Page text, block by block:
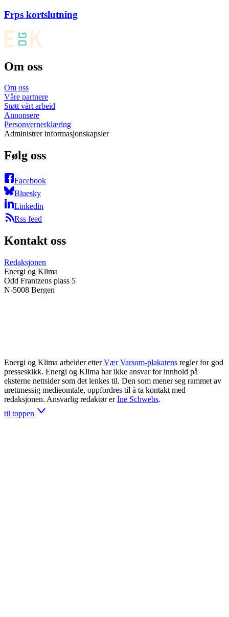
Frps kortslutning
Om oss
Om oss
Våre partnere
Støtt vårt arbeid
Annonsere
Personvernerklæring
Administrer informasjonskapsler
Følg oss
Facebook
Bluesky
Linkedin
Rss feed
Kontakt oss
Redaksjonen
Energi og Klima
Odd Frantzens plass 5
N-5008 Bergen
Energi og Klima arbeider etter Vær Varsom-plakatens regler for god
presseskikk. Energi og Klima har ikke ansvar for innhold på
eksterne nettsider som det lenkes til. Den som mener seg rammet av
urettmessig medieomtale, oppfordres til å ta kontakt med
redaksjonen. Ansvarlig redaktør er Ine Schwebs.
til toppen